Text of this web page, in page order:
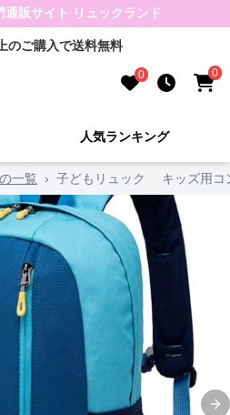
通販サイト リュックランド
のご購入で送料無料
0 0
人気ランキング
一覧 › 子どもリュック キッズ用コ